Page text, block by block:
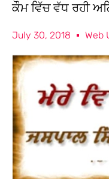
ਕੌਮ ਵਿੱਚ ਵੱਧ ਰਹੀ
July 30, 2018 Web